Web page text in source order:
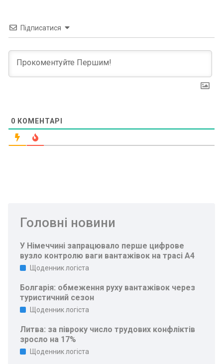
Підписатися
0 КОМЕНТАРІ
Головні новини
У Німеччині запрацювало перше цифрове
вузло контролю ваги вантажівок на трасі A4
Щоденник логіста
Болгарія: обмеження руху вантажівок через
туристичний сезон
Щоденник логіста
Литва: за півроку число трудових конфліктів
зросло на 17%
Щоденник логіста